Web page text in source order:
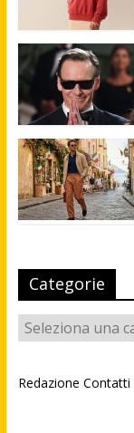
Categorie
Categorie
Redazione Contatti